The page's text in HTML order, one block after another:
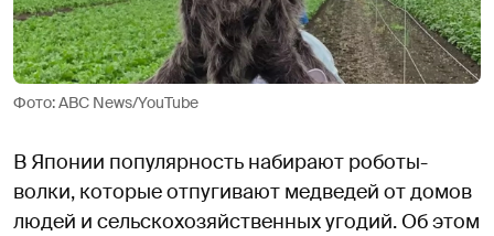
Фото: ABC News/YouTube
В Японии популярность набирают роботы-
волки, которые отпугивают медведей от домов
людей и сельскохозяйственных угодий. Об этом